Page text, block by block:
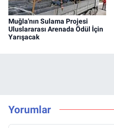
Muğla'nın Sulama Projesi
Uluslararası Arenada Ödül İçin
Yarışacak
Yorumlar